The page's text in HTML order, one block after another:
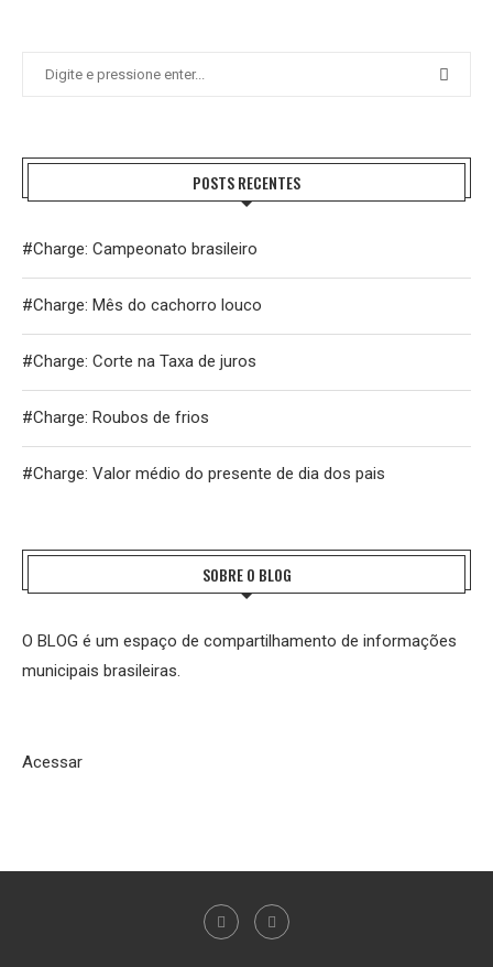
POSTS RECENTES
#Charge: Campeonato brasileiro
#Charge: Mês do cachorro louco
#Charge: Corte na Taxa de juros
#Charge: Roubos de frios
#Charge: Valor médio do presente de dia dos pais
SOBRE O BLOG
O BLOG é um espaço de compartilhamento de informações
municipais brasileiras.
Acessar